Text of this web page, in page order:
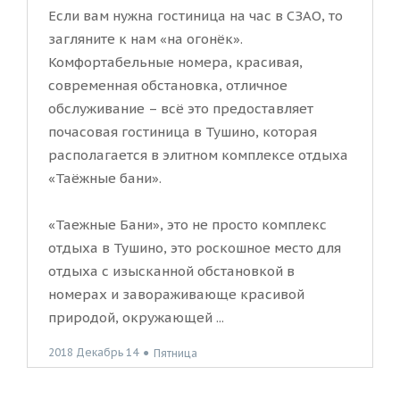
Если вам нужна гостиница на час в СЗАО, то
загляните к нам «на огонёк».
Комфортабельные номера, красивая,
современная обстановка, отличное
обслуживание – всё это предоставляет
почасовая гостиница в Тушино, которая
располагается в элитном комплексе отдыха
«Таёжные бани».
«Таежные Бани», это не просто комплекс
отдыха в Тушино, это роскошное место для
отдыха с изысканной обстановкой в
номерах и завораживающе красивой
природой, окружающей ...
2018 Декабрь 14 ● Пятница